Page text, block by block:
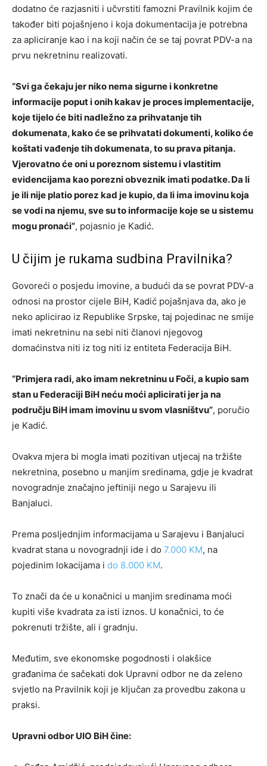
dodatno će razjasniti i učvrstiti famozni Pravilnik kojim će
također biti pojašnjeno i koja dokumentacija je potrebna
za apliciranje kao i na koji način će se taj povrat PDV-a na
prvu nekretninu realizovati.
“Svi ga čekaju jer niko nema sigurne i konkretne
informacije poput i onih kakav je proces implementacije,
koje tijelo će biti nadležno za prihvatanje tih
dokumenata, kako će se prihvatati dokumenti, koliko će
koštati vađenje tih dokumenata, to su prava pitanja.
Vjerovatno će oni u poreznom sistemu i vlastitim
evidencijama kao porezni obveznik imati podatke. Da li
je ili nije platio porez kad je kupio, da li ima imovinu koja
se vodi na njemu, sve su to informacije koje se u sistemu
mogu pronaći”, pojasnio je Kadić.
U čijim je rukama sudbina Pravilnika?
Govoreći o posjedu imovine, a budući da se povrat PDV-a
odnosi na prostor cijele BiH, Kadić pojašnjava da, ako je
neko aplicirao iz Republike Srpske, taj pojedinac ne smije
imati nekretninu na sebi niti članovi njegovog
domaćinstva niti iz tog niti iz entiteta Federacija BiH.
“Primjera radi, ako imam nekretninu u Foči, a kupio sam
stan u Federaciji BiH neću moći aplicirati jer ja na
području BiH imam imovinu u svom vlasništvu”, poručio
je Kadić.
Ovakva mjera bi mogla imati pozitivan utjecaj na tržište
nekretnina, posebno u manjim sredinama, gdje je kvadrat
novogradnje značajno jeftiniji nego u Sarajevu ili
Banjaluci.
Prema posljednjim informacijama u Sarajevu i Banjaluci
kvadrat stana u novogradnji ide i do 7.000 KM, na
pojedinim lokacijama i do 8.000 KM.
To znači da će u konačnici u manjim sredinama moći
kupiti više kvadrata za isti iznos. U konačnici, to će
pokrenuti tržište, ali i gradnju.
Međutim, sve ekonomske pogodnosti i olakšice
građanima će sačekati dok Upravni odbor ne da zeleno
svjetlo na Pravilnik koji je ključan za provedbu zakona u
praksi.
Upravni odbor UIO BiH čine: